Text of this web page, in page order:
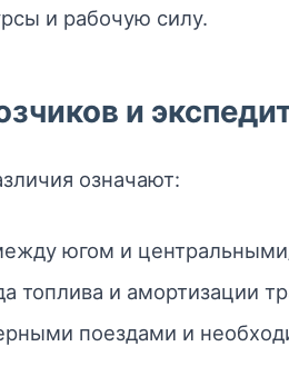
и рабочую силу.
и
означают:
югом и
топлива и амортизации
поездами и